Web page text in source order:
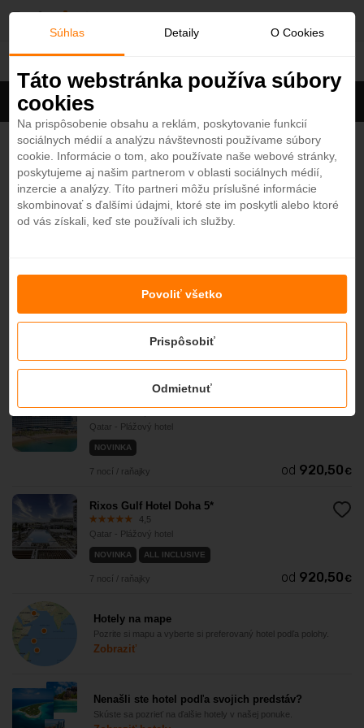
ú
Qatar
Filter
Zobrazených 4z 11 hotelov Zobraziť všetky
Rixos Premium Qetaifan Island North 5*
3,9
Qatar - Plážový hotel
Hilton Salwa Beach Resort & Villas 5*
ALL INCLUSIVE
7 nocí / raňajky od 1015€
Qatar - Plážový hotel
NOVINKA
7 nocí / raňajky od 920,50 €
Rixos Gulf Hotel Doha 5*
4,5
Qatar - Plážový hotel
NOVINKA ALL INCLUSIVE
7 nocí / raňajky od 920,50 €
Hotely na mape
Pozrite si mapu a vyberte si preferovaný hotel podľa polohy.
Zobraziť
Nenašli ste hotel podľa svojich predstáv?
Skúste sa pozrieť na ďalšie hotely v našej ponuke.
Súhlas Detaily O Cookies
Táto webstránka používa súbory
cookies
Na prispôsobenie obsahu a reklám, poskytovanie funkcií
sociálnych médií a analýzu návštevnosti používame súbory
cookie. Informácie o tom, ako používate naše webové stránky,
poskytujeme aj našim partnerom v oblasti sociálnych médií,
inzercie a analýzy. Títo partneri môžu príslušné informácie
skombinovať s ďalšími údajmi, ktoré ste im poskytli alebo ktoré
od vás získali, keď ste používali ich služby.
Odmietnuť
Prispôsobiť
Povoliť všetko